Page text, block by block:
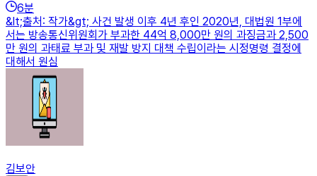
6분
&lt;출처: 작가&gt; 사건 발생 이후 4년 후인 2020년, 대법원 1부에
서는 방송통신위원회가 부과한 44억 8,000만 원의 과징금과 2,500
만 원의 과태료 부과 및 재발 방지 대책 수립이라는 시정명령 결정에
대해서 원심
김보안